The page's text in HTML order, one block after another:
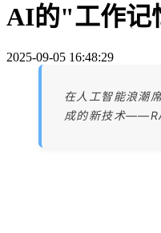
AI的"工作记
2025-09-05 16:48:29
在人工智能浪潮
成的新技术